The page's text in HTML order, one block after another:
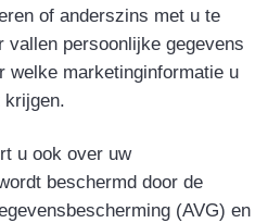
of anderszins met u te
vallen persoonlijke gegevens
welke marketinginformatie u
krijgen.
u ook over uw
beschermd door de
(AVG) en